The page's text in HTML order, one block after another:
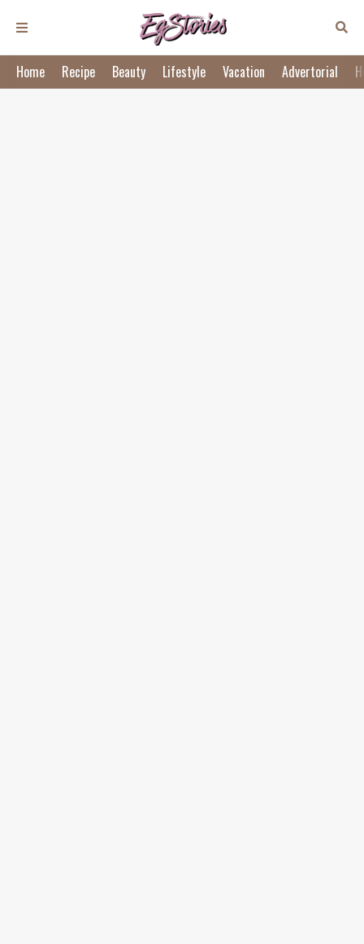
Home Recipe Beauty Lifestyle Vacation Advertorial